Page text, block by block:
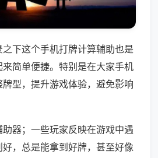
下这个手机打牌计算辅助也是
简单便捷。特别是在大家手机
型，提升游戏体验，避免影响
器；一些玩家反映在游戏中遇
，总是能拿到好牌，甚至好像